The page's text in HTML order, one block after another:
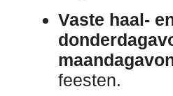
Vaste haal-
feesten.